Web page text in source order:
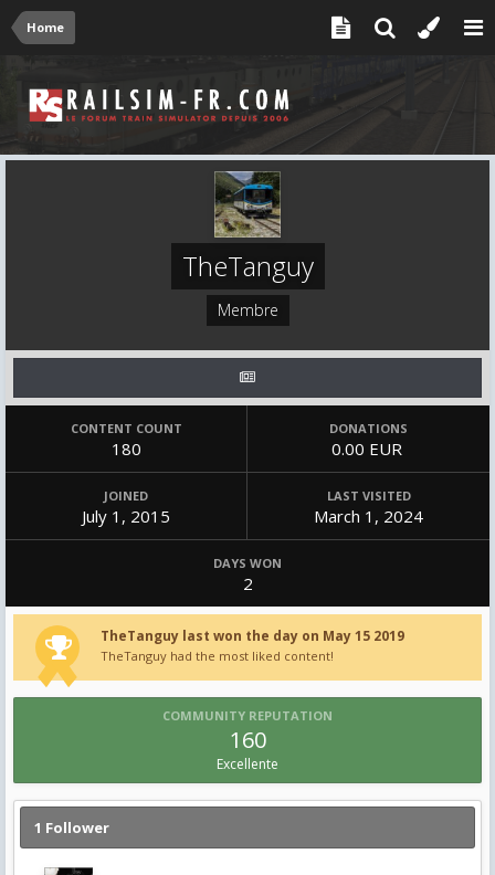
Home
TheTanguy
Membre
CONTENT COUNT
180
DONATIONS
0.00 EUR
JOINED
July 1, 2015
LAST VISITED
March 1, 2024
DAYS WON
2
TheTanguy last won the day on May 15 2019
TheTanguy had the most liked content!
COMMUNITY REPUTATION
160
Excellente
1 Follower